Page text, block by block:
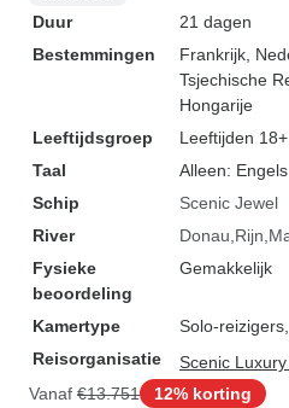
Duur
21 dagen
Bestemmingen
Frankrijk ,
Tsjechische
Hongarije
Leeftijdsgroep
Leeftijden 18+
Taal
Alleen: Engels
Schip
Scenic Jewel
River
Donau Rijn
Fysieke
beoordeling
Gemakkelijk
Kamertype
Solo-
Reisorganisatie
Scenic
Vanaf €13.751 12% korting